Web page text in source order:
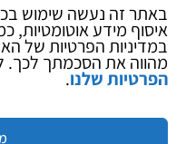
באתר זה נעשה שימוש
איסוף מידע אוטומטיות,
במדיניות הפרטיות של
מהווה את הסכמתך לכך.
הפרטיות שלנו.
בלוג